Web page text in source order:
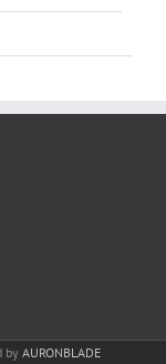
byAURONBLADE